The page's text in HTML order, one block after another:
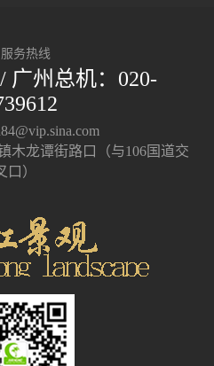
服务热线
广州总机：020-
木龙谭街路口（与106国道交
口）